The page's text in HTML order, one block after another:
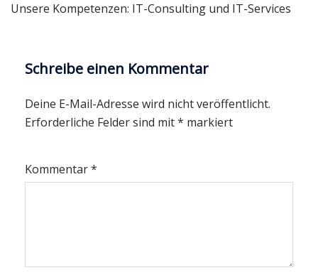
Unsere Kompetenzen: IT-Consulting und IT-Services
Schreibe einen Kommentar
Deine E-Mail-Adresse wird nicht veröffentlicht.
Erforderliche Felder sind mit* markiert
Kommentar*